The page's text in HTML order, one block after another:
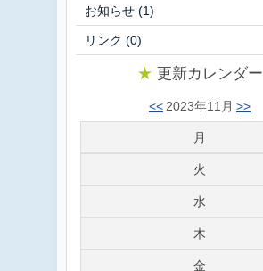
お知らせ (1)
リンク (0)
★ 更新カレンダー
<< 2023年11月 >>
月
火
水
木
金